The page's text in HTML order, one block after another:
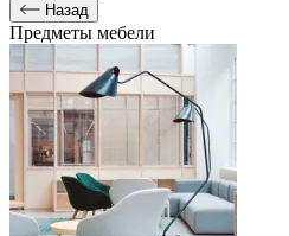
Назад
Предметы мебели